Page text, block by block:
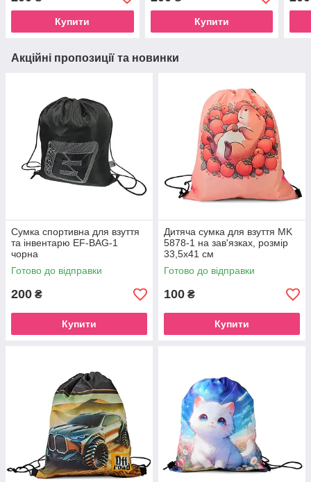
Купити Купити
Акційні пропозиції та новинки
Сумка спортивна для взуття
та інвентарю EF-BAG-1
чорна
Готово до відправки
200 ₴
Купити
Дитяча сумка для взуття MK
5878-1 на зав'язках, розмір
33,5х41 см
Готово до відправки
100 ₴
Купити